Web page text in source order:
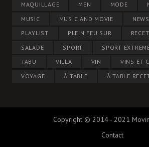
MAQUILLAGE
MEN MODE
MUSIC
MUSIC AND MOVIE NEWS
PLAYLIST
PLEIN FEU SUR
SALADE
SPORT SPORT
TABU
VILLA VIN
VINS ET
VOYAGE
À TABLE À TABLE
Copyright © 2014 - 2021
Contact